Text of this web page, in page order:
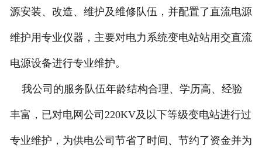
行业动态
在线留言
源安装、改造、维护及维修队伍，并配置了直流电源
维护用专业仪器，主要对电力系统变电站站用交直流
电源设备进行专业维护。
我公司的服务队伍年龄结构合理、学历高、经验
丰富，已对电网公司220KV及以下等级变电站进行过
专业维护，为供电公司节省了时间、节约了资金并为